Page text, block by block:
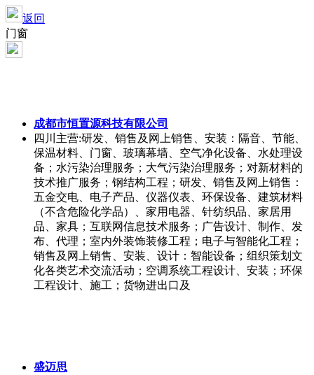
返回
门窗
成都市恒置源科技有限公司
四川 主营:研发、销售及网上销售、安装：隔音、节能、
保温材料、门窗、玻璃幕墙、空气净化设备、水处理设
备；水污染治理服务；大气污染治理服务；对新材料的
技术推广服务；钢结构工程；研发、销售及网上销售：
五金交电、电子产品、仪器仪表、环保设备、建筑材料
（不含危险化学品）、家用电器、针纺织品、家居用
品、家具；互联网信息技术服务；广告设计、制作、发
布、代理；室内外装饰装修工程；电子与智能化工程；
销售及网上销售、安装、设计：智能设备；组织策划文
化各类艺术交流活动；空调系统工程设计、安装；环保
工程设计、施工；货物进出口及
盛迈思